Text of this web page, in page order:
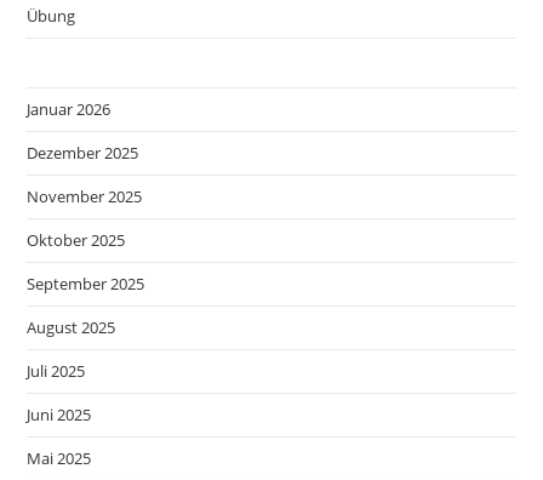
Übung
Januar 2026
Dezember 2025
November 2025
Oktober 2025
September 2025
August 2025
Juli 2025
Juni 2025
Mai 2025